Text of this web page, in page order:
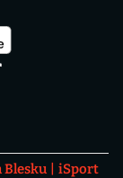
Blesku
iSport